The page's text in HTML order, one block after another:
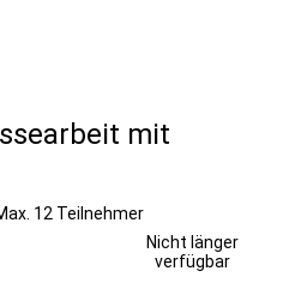
mit
12 Teilnehmer
Nicht länger
verfügbar